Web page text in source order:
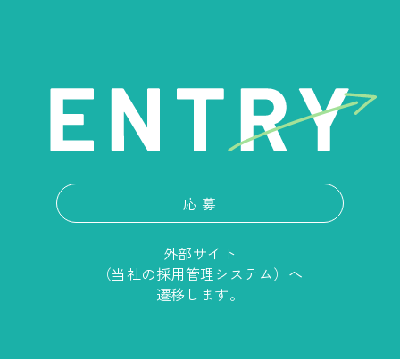
応 募
外部サイト
（当社の採用管理システム）へ
遷移します。